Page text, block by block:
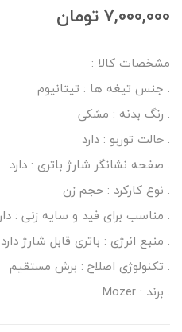
7,000,000 تومان
مشخصات کالا :
. جنس تیغه ها : تیتانیوم
. رنگ بدنه : مشکی
. حالت توربو : دارد
. صفحه نشانگر شارژ باتری : دارد
. نوع کارکرد : حجم زن
. مناسب برای فید و سایه زنی :
. منبع انرژی : باتری قابل شارژ دارد
. تکنولوژی اصلاح : برش مستقیم
. برند : Mozer